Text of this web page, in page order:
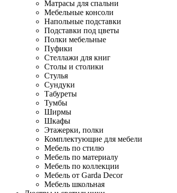
Матрасы для спальни
Мебельные консоли
Напольные подставки
Подставки под цветы
Полки мебельные
Пуфики
Стеллажи для книг
Столы и столики
Стулья
Сундуки
Табуреты
Тумбы
Ширмы
Шкафы
Этажерки, полки
Комплектующие для мебели
Мебель по стилю
Мебель по материалу
Мебель по коллекции
Мебель от Garda Decor
Мебель школьная